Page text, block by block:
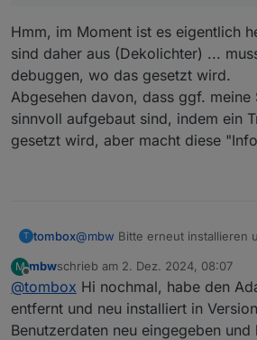
Hmm, im Moment ist es eigentlich
sind daher aus (Dekolichter) ...
debuggen, wo das gesetzt wird.
Abgesehen davon, dass ggf. meine
sinnvoll aufgebaut sind, indem ein
gesetzt wird, aber macht diese
T tombox@mbw Bitte erneut installieren
M
Offline
mbwschrieb am 2. Dez. 2024, 08:07
zuletzt editiert von
@tombox Hi nochmal, habe den
entfernt und neu installiert in
Benutzerdaten neu eingegeben